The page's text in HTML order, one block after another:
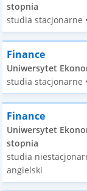
stopnia
studia stacjonarne
Finance
Uniwersytet
studia stacjonarne
Finance
Uniwersytet
stopnia
studia
angielski